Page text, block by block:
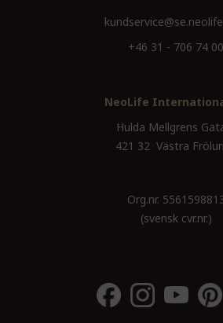
+46 31 - 706 74 00
NeoLife
Hulda Mellgrens
421 32 Västra
Org.nr.
(svensk cvr.nr.)